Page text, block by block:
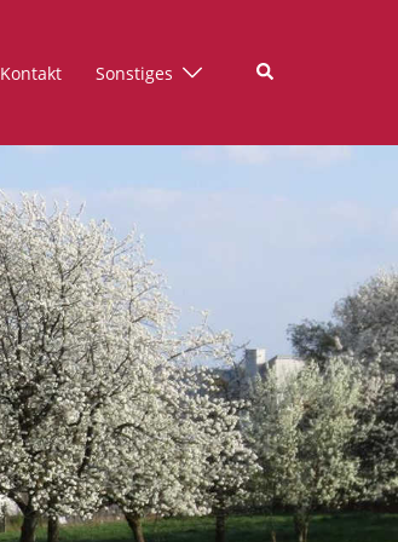
Kontakt Sonstiges Suche